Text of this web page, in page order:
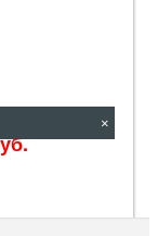
×